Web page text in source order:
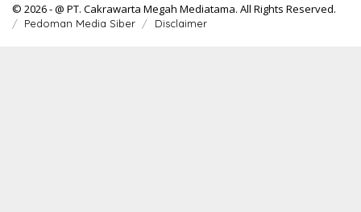
© 2026 - @ PT. Cakrawarta Megah Mediatama. All Rights Reserved.
Pedoman Media Siber Disclaimer